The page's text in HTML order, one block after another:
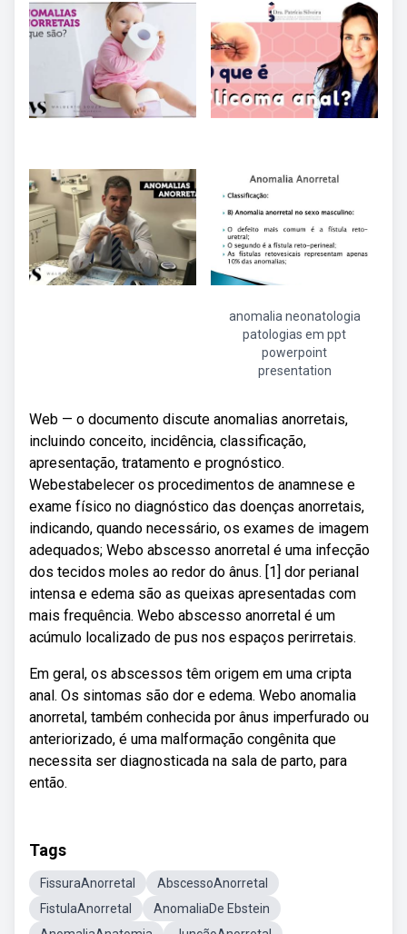
anomalia neonatologia
patologias em ppt
powerpoint
presentation
Web — o documento discute anomalias anorretais,
incluindo conceito, incidência, classificação,
apresentação, tratamento e prognóstico.
Webestabelecer os procedimentos de anamnese e
exame físico no diagnóstico das doenças anorretais,
indicando, quando necessário, os exames de imagem
adequados; Webo abscesso anorretal é uma infecção
dos tecidos moles ao redor do ânus. [1] dor perianal
intensa e edema são as queixas apresentadas com
mais frequência. Webo abscesso anorretal é um
acúmulo localizado de pus nos espaços perirretais.
Em geral, os abscessos têm origem em uma cripta
anal. Os sintomas são dor e edema. Webo anomalia
anorretal, também conhecida por ânus imperfurado ou
anteriorizado, é uma malformação congênita que
necessita ser diagnosticada na sala de parto, para
então.
Tags
FissuraAnorretal
AbscessoAnorretal
FistulaAnorretal
AnomaliaDe Ebstein